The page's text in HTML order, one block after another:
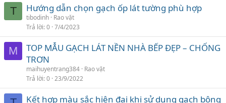
T Hướng dẫn chọn gạch ốp lát tường phù hợp
tibodinh Rao vặt
Trả lời 0 7/4/2023
M
TOP MẪU GẠCH LÁT NỀN NHÀ BẾP ĐẸP – CHỐNG
TRƠN
maihuyentrang384 Rao vặt
Trả lời 0 23/9/2022
Kết hợp màu sắc hiện đại khi sử dụng gạch bông